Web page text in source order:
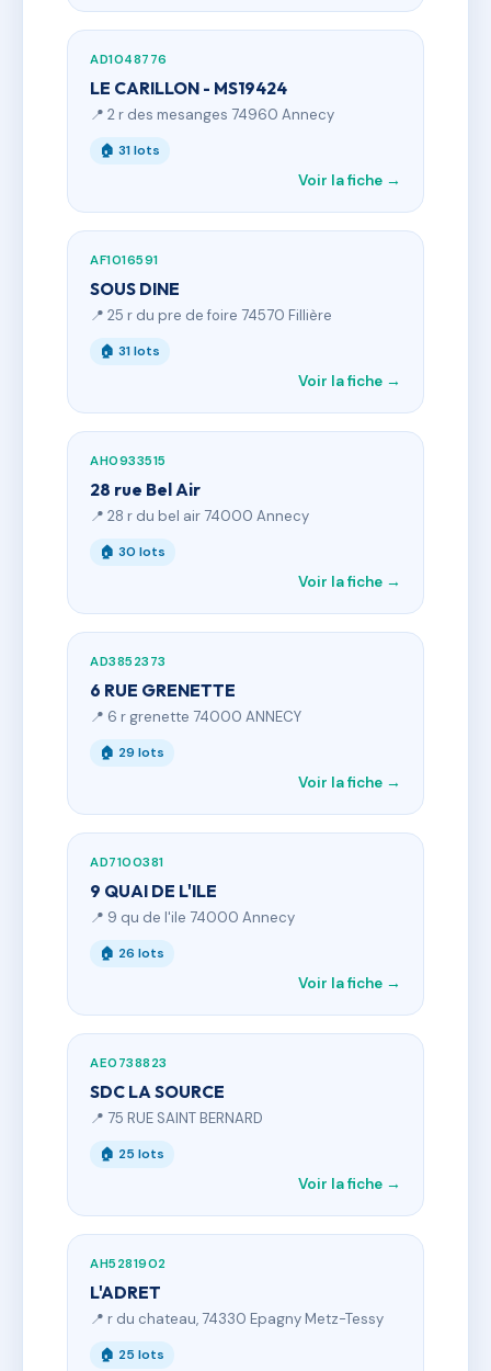
AD1048776
LE CARILLON - MS19424
📍 2 r des mesanges 74960 Annecy
🏠 31 lots
Voir la fiche →
AF1016591
SOUS DINE
📍 25 r du pre de foire 74570 Fillière
🏠 31 lots
Voir la fiche →
AH0933515
28 rue Bel Air
📍 28 r du bel air 74000 Annecy
🏠 30 lots
Voir la fiche →
AD3852373
6 RUE GRENETTE
📍 6 r grenette 74000 ANNECY
🏠 29 lots
Voir la fiche →
AD7100381
9 QUAI DE L'ILE
📍 9 qu de l'ile 74000 Annecy
🏠 26 lots
Voir la fiche →
AE0738823
SDC LA SOURCE
📍 75 RUE SAINT BERNARD
🏠 25 lots
Voir la fiche →
AH5281902
L'ADRET
📍 r du chateau, 74330 Epagny Metz-Tessy
🏠 25 lots